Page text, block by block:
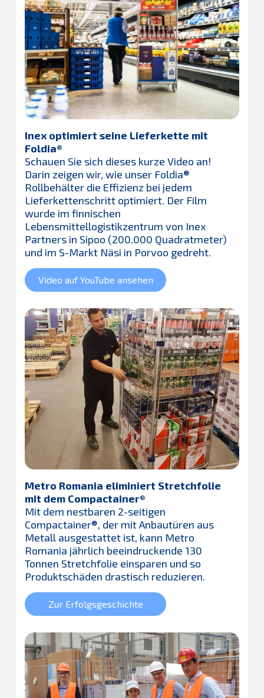
Inex optimiert seine Lieferkette mit
Foldia®
Schauen Sie sich dieses kurze Video an!
Darin zeigen wir, wie unser Foldia®
Rollbehälter die Effizienz bei jedem
Lieferkettenschritt optimiert. Der Film
wurde im finnischen
Lebensmittellogistikzentrum von Inex
Partners in Sipoo (200.000 Quadratmeter)
und im S-Markt Näsi in Porvoo gedreht.
Video auf YouTube ansehen
Metro Romania eliminiert Stretchfolie
mit dem Compactainer®
Mit dem nestbaren 2-seitigen
Compactainer®, der mit Anbautüren aus
Metall ausgestattet ist, kann Metro
Romania jährlich beeindruckende 130
Tonnen Stretchfolie einsparen und so
Produktschäden drastisch reduzieren.
Zur Erfolgsgeschichte